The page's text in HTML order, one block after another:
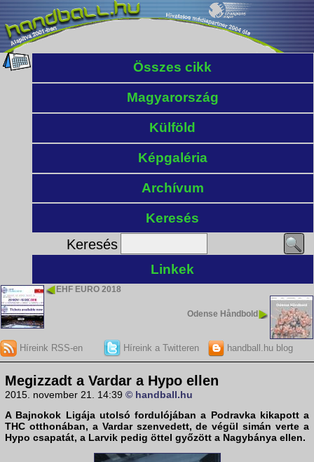
Összes cikk
Magyarország
Külföld
Képgaléria
Archívum
Keresés
Keresés
Linkek
EHF EURO 2018
Odense Håndbold
Híreink RSS-en Híreink a Twitteren handball.hu blog
Megizzadt a Vardar a Hypo ellen
2015. november 21. 14:39 © handball.hu
A Bajnokok Ligájautolsó fordulójában a Podravka kikapott a
THC otthonában, a Vardar szenvedett, de végül simán verte a
Hypo csapatát, a Larvik pedig öttel győzött a Nagybánya ellen.